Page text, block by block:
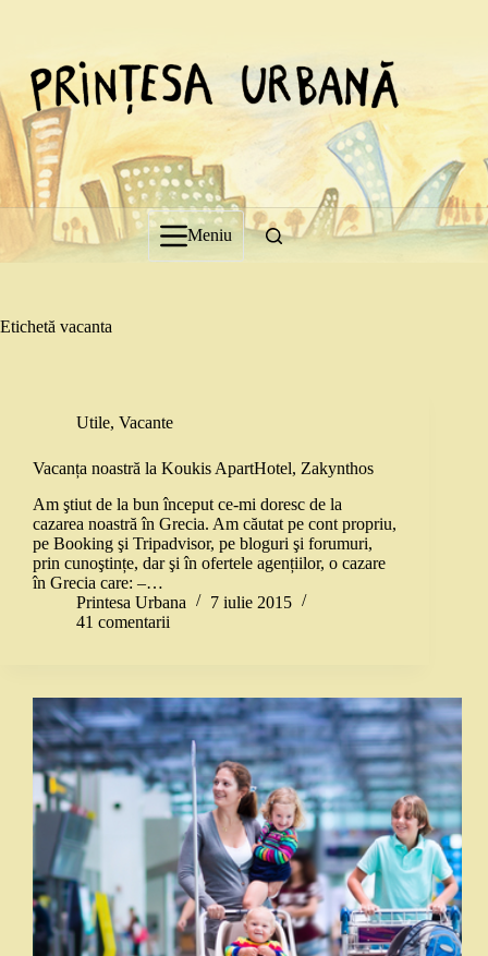
Meniu
Etichetă vacanta
Utile, Vacante
Vacanța noastră la Koukis ApartHotel, Zakynthos
Am ştiut de la bun început ce-mi doresc de la
cazarea noastră în Grecia. Am căutat pe cont propriu,
pe Booking şi Tripadvisor, pe bloguri şi forumuri,
prin cunoştințe, dar şi în ofertele agențiilor, o cazare
în Grecia care: –…
Printesa Urbana
7 iulie 2015
41 comentarii